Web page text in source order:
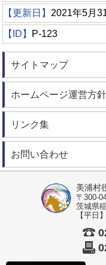
【更新日】 2021年5月
【ID】 P-123
サイトマップ
ホームページ運営方針
リンク集
お問い合わせ
美浦村
〒300-
茨城県
【平日